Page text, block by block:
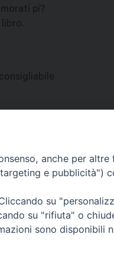
pi?
Roma Contatti
Privacy
anche per altre
e pubblicità")
su
su "rifiuta" o
sono disponibili